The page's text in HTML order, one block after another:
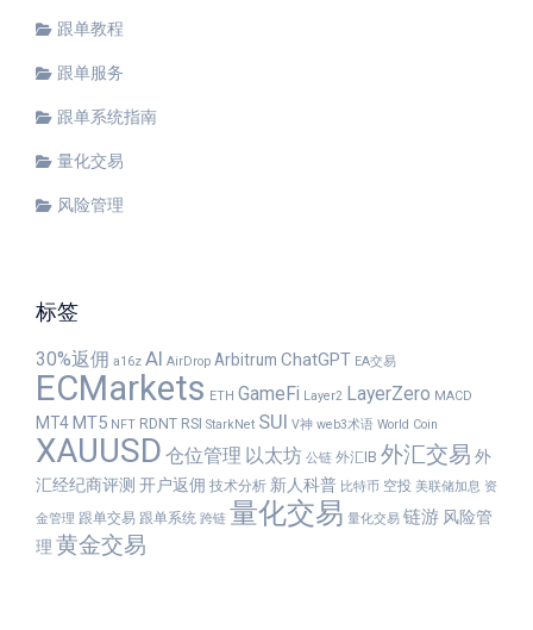
跟单教程
跟单服务
跟单系统指南
量化交易
风险管理
标签
30%返佣 a16z AI AirDrop Arbitrum ChatGPT EA交易
ECMarkets ETH GameFi Layer2 LayerZero MACD
MT4MT5 NFT RDNT RSI StarkNet SUI V神 web3术语 World Coin
XAUUSD 仓位管理 以太坊 公链 外汇IB 外汇交易 外
汇经纪商评测 开户返佣 技术分析 新人科普 比特币 空投 美联储加息 资
金管理 跟单交易 跟单系统 跨链 量化交易 量化交易 链游 风险管
理 黄金交易